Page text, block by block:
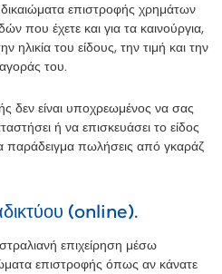
δικαιώματα επιστροφής χρημάτων
που έχετε και για τα καινούργια,
ηλικία του είδους, την τιμή και την
του.
δεν είναι υποχρεωμένος να σας
ή να επισκευάσει το είδος
παράδειγμα πωλήσεις από γκαράζ
(online).
επιχείρηση μέσω
επιστροφής όπως αν κάνατε